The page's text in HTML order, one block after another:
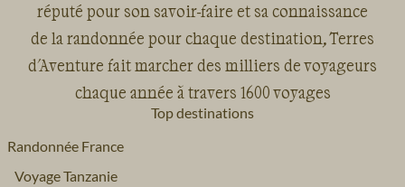
réputé pour son savoir-faire et sa connaissance
de la randonnée pour chaque destination, Terres
d'Aventure fait marcher des milliers de voyageurs
chaque année à travers 1600 voyages
Top destinations
Randonnée France
Voyage Tanzanie